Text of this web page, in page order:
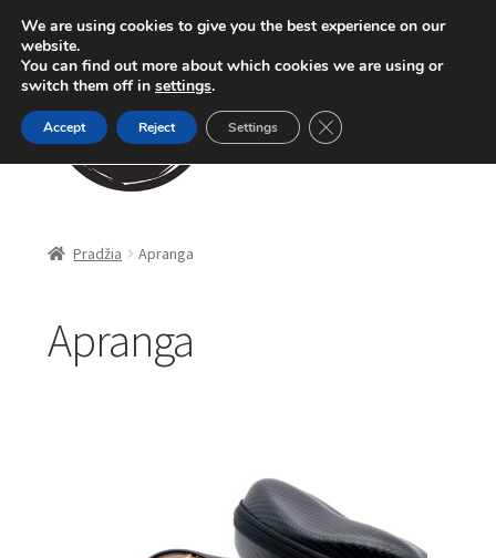
Pereiti
prie
meniu
Pereiti
prie
turinio
Dugninė žūklė
Pradžia Apranga
Apranga
We are using cookies to give you the best experience on our
website.
You can find out more about which cookies we are using or
switch them off in settings.
Accept Reject Settings Close GDPR Cookie